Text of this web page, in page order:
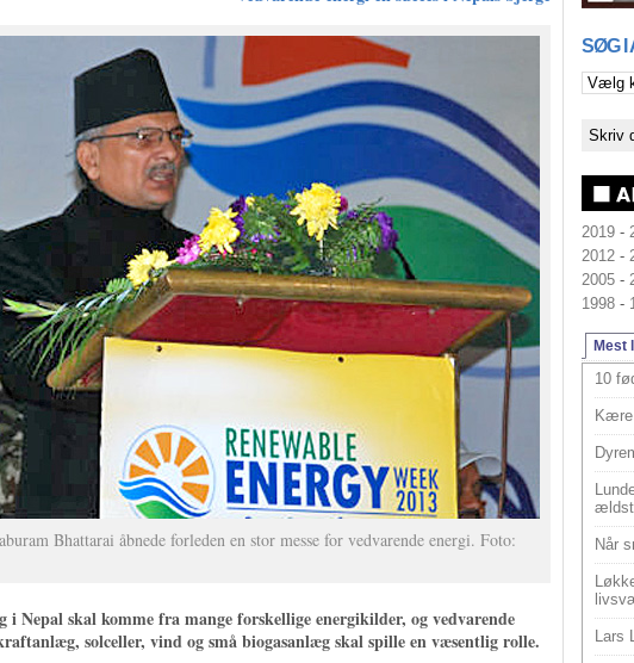
Bhattarai åbnede forleden en stor messe for vedvarende energi. Foto:
i Nepal skal komme fra mange forskellige energikilder, og vedvarende
solceller, vind og små biogasanlæg skal spille en væsentlig rolle.
SØG I
2019 -
2012 -
2005 -
1998 -
Mest
10
Kære
Når
Lars